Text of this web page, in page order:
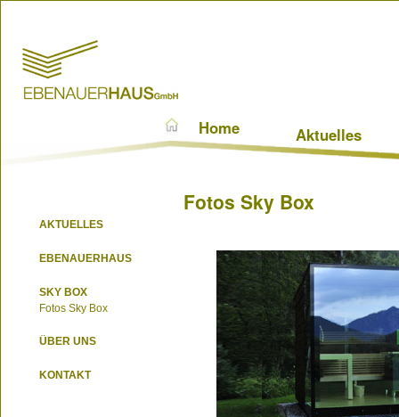
Home Aktuelles
AKTUELLES
EBENAUERHAUS
SKY BOX
Fotos Sky Box
ÜBER UNS
KONTAKT
Fotos Sky Box